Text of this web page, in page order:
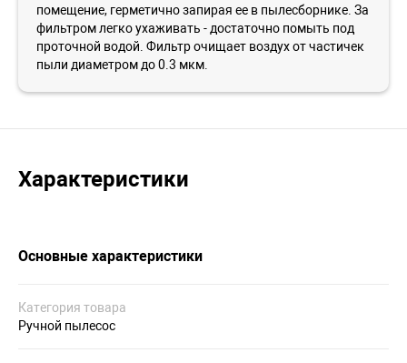
помещение, герметично запирая ее в пылесборнике. За
фильтром легко ухаживать - достаточно помыть под
проточной водой. Фильтр очищает воздух от частичек
пыли диаметром до 0.3 мкм.
Характеристики
Основные характеристики
Категория товара
Ручной пылесос